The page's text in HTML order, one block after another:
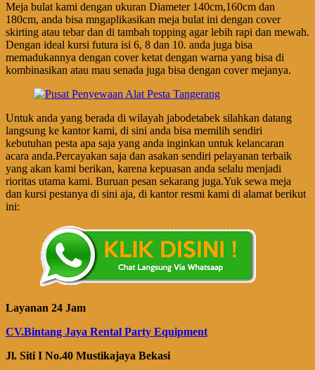
Meja bulat kami dengan ukuran Diameter 140cm,160cm dan
180cm, anda bisa mngaplikasikan meja bulat ini dengan cover
skirting atau tebar dan di tambah topping agar lebih rapi dan mewah.
Dengan ideal kursi futura isi 6, 8 dan 10. anda juga bisa
memadukannya dengan cover ketat dengan warna yang bisa di
kombinasikan atau mau senada juga bisa dengan cover mejanya.
Untuk anda yang berada di wilayah jabodetabek silahkan datang
langsung ke kantor kami, di sini anda bisa memilih sendiri
kebutuhan pesta apa saja yang anda inginkan untuk kelancaran
acara anda.Percayakan saja dan asakan sendiri pelayanan terbaik
yang akan kami berikan, karena kepuasan anda selalu menjadi
rioritas utama kami. Buruan pesan sekarang juga.Yuk sewa meja
dan kursi pestanya di sini aja, di kantor resmi kami di alamat berikut
ini:
Layanan 24 Jam
CV.Bintang Jaya Rental Party Equipment
Jl. Siti I No.40 Mustikajaya Bekasi